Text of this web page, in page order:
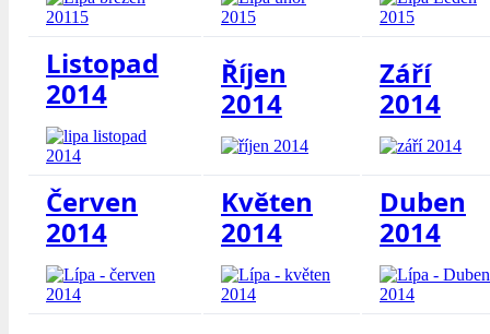
Listopad
2014
Říjen
2014
Září
2014
Červen
2014
Květen
2014
Duben
2014